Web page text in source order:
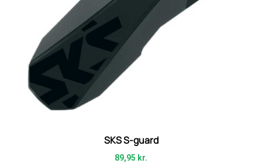
SKS S-guard
89,95 kr.